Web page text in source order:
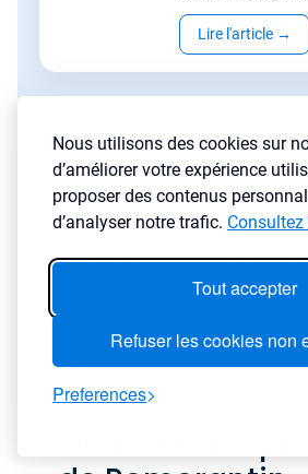
Nous utilisons des cookies sur
d’améliorer votre expérience
proposer des contenus
d’analyser notre trafic.
Tout accepter
Refuser les cookies non
Preferences
Lire l'article →
Les stratégies présentées correspondent
semblent les plus pertinentes pour
tenu des données dont nous disposons.
réussi dépend aussi de facteurs que seule
copropriétés, évolutions urbaines en
constituent un point de départ pour
avant toute décision d'achat.